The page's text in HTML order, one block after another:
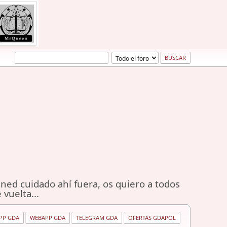
cuidado ahí fuera, os quiero a todos
vuelta...
GDA WEBAPP GDA TELEGRAM GDA OFERTAS GDAPOL